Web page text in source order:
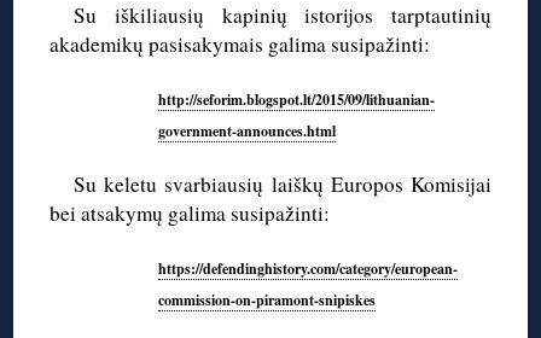
Su iškiliausių kapinių istorijos tarptautinių
akademikų pasisakymais galima susipažinti:
http://seforim.blogspot.lt/2015/09/lithuanian-
government-announces.html
Su keletu svarbiausių laiškų Europos Komisijai
bei atsakymų galima susipažinti:
https://defendinghistory.com/category/european-
commission-on-piramont-snipiskes